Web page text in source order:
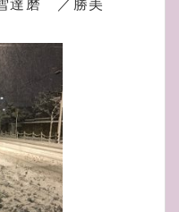
達磨 ／勝美